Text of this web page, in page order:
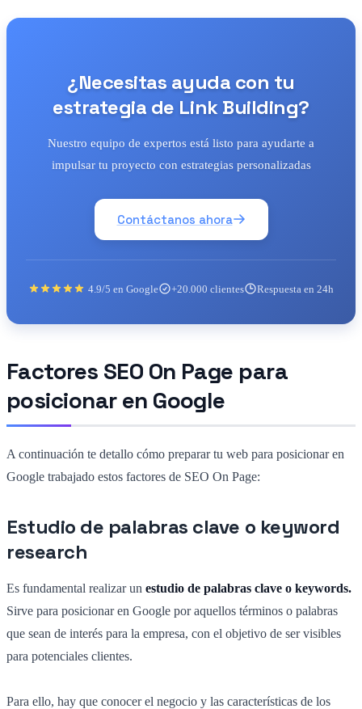
¿Necesitas ayuda con tu
estrategia de Link Building?
Nuestro equipo de expertos está listo para ayudarte a
impulsar tu proyecto con estrategias personalizadas
Contáctanos ahora
4.9/5 en Google +20.000 clientes Respuesta en 24h
Factores SEO On Page para
posicionar en Google
A continuación te detallo cómo preparar tu web para posicionar en
Google trabajado estos factores de SEO On Page:
Estudio de palabras clave o keyword
research
Es fundamental realizar un estudio de palabras clave o keywords.
Sirve para posicionar en Google por aquellos términos o palabras
que sean de interés para la empresa, con el objetivo de ser visibles
para potenciales clientes.
Para ello, hay que conocer el negocio y las características de los